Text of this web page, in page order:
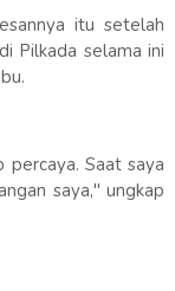
itu setelah
Pilkada selama ini
Saat saya
saya," ungkap